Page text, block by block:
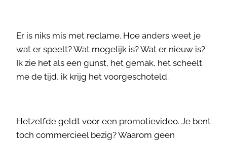
Er is niks mis met reclame. Hoe anders weet je
wat er speelt? Wat mogelijk is? Wat er nieuw is?
Ik zie het als een gunst, het gemak, het scheelt
me de tijd, ik krijg het voorgeschoteld.
Hetzelfde geldt voor een promotievideo. Je bent
toch commercieel bezig? Waarom geen